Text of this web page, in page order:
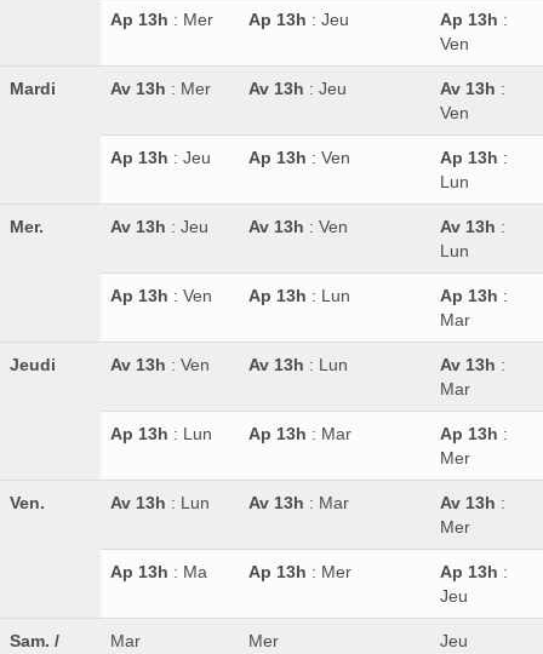
Ap 13h : Mer Ap 13h : Jeu Ap 13h :
Ven
Mardi Av 13h : Mer Av 13h : Jeu Av 13h :
Ven
Ap 13h : Jeu Ap 13h : Ven Ap 13h :
Lun
Mer. Av 13h : Jeu Av 13h : Ven Av 13h :
Lun
Ap 13h : Ven Ap 13h : Lun Ap 13h :
Mar
Jeudi Av 13h : Ven Av 13h : Lun Av 13h :
Mar
Ap 13h : Lun Ap 13h : Mar Ap 13h :
Mer
Ven. Av 13h : Lun Av 13h : Mar Av 13h :
Mer
Ap 13h : Ma Ap 13h : Mer Ap 13h :
Jeu
Sam. /
Mar Mer Jeu